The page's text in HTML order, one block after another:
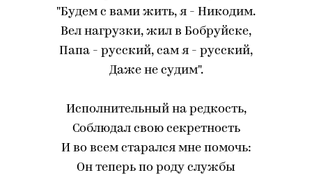
"Будем с вами жить, я - Никодим.
Вел нагрузки, жил в Бобруйске,
Папа - русский, сам я - русский,
Даже не судим".
Исполнительный на редкость,
Соблюдал свою секретность
И во всем старался мне помочь:
Он теперь по роду службы